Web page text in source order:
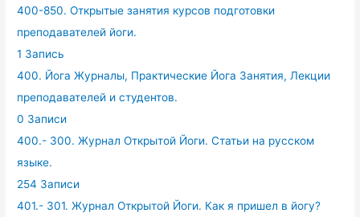
400-850. Открытые занятия курсов подготовки
преподавателей йоги.
1 Запись
400. Йога Журналы, Практические Йога Занятия, Лекции
преподавателей и студентов.
0 Записи
400.- 300. Журнал Открытой Йоги. Статьи на русском
языке.
254 Записи
401.- 301. Журнал Открытой Йоги. Как я пришел в йогу?